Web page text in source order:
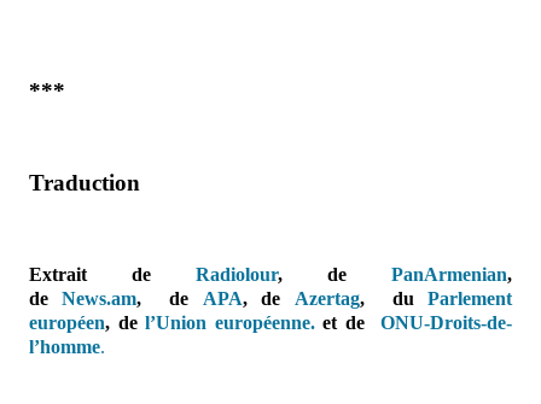
***
Traduction
Extrait de Radiolour, de PanArmenian,
deNews.am, de APA,de Azertag, duParlement
européen, del’Union européenne. et de
ONU-Droits-de-
l’homme.